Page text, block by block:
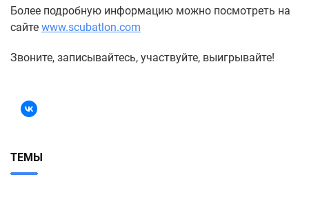
Более подробную информацию можно посмотреть на
сайте www.scubatlon.com
Звоните, записывайтесь, участвуйте, выигрывайте!
ТЕМЫ